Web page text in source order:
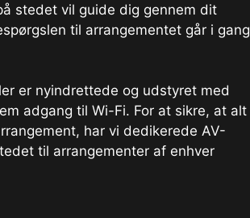
stedet vil guide dig gennem dit
til arrangementet går i gang
er nyindrettede og udstyret med
adgang til Wi-Fi. For at sikre, at alt
har vi dedikerede AV-
til arrangementer af enhver